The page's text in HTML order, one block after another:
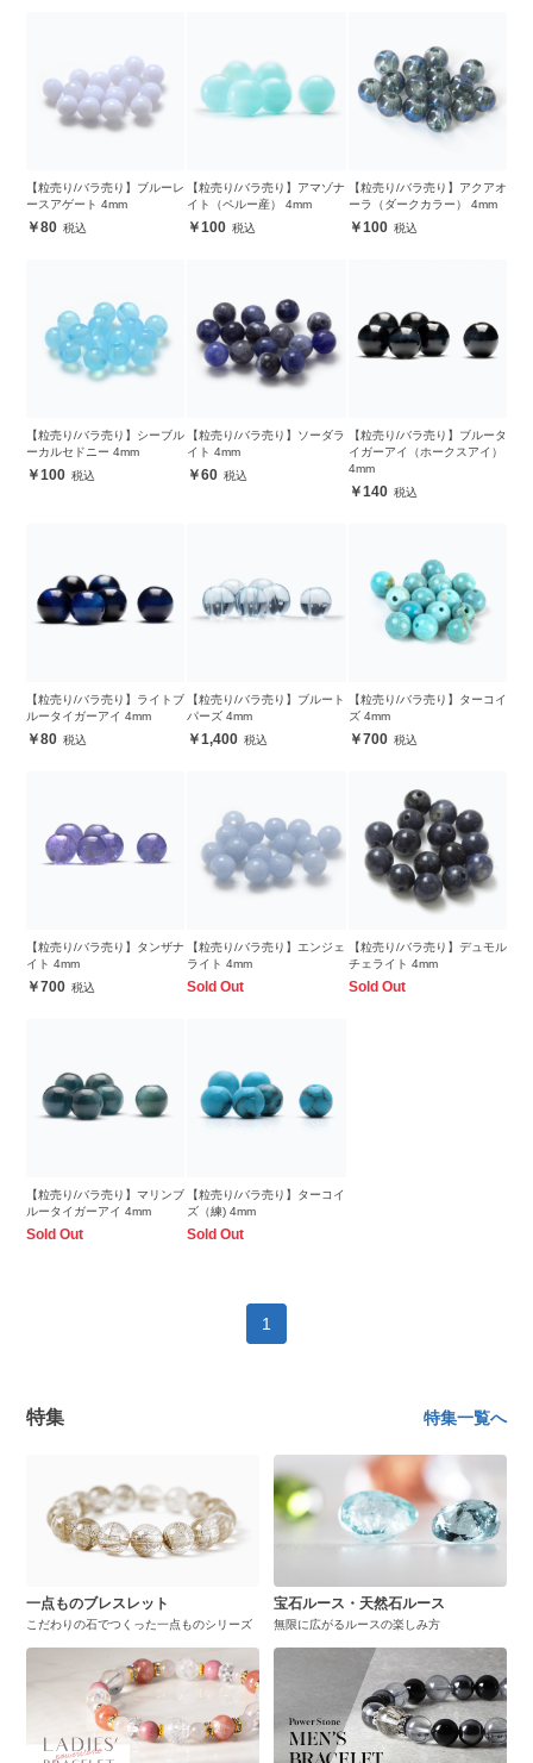
【粒売り/バラ売り】ブルーレ
ースアゲート 4mm
80
【粒売り/バラ売り】アマゾナ
イト（ペルー産） 4mm
100
【粒売り/バラ売り】アクアオ
ーラ（ダークカラー） 4mm
100
【粒売り/バラ売り】シーブル
ーカルセドニー 4mm
100
【粒売り/バラ売り】ソーダラ
イト 4mm
60
【粒売り/バラ売り】ブルータ
イガーアイ（ホークスアイ）
4mm
140
【粒売り/バラ売り】ライトブ
ルータイガーアイ 4mm
80
【粒売り/バラ売り】ブルート
パーズ 4mm
1,400
【粒売り/バラ売り】ターコイ
ズ 4mm
700
【粒売り/バラ売り】タンザナ
イト 4mm
700
【粒売り/バラ売り】エンジェ
ライト 4mm
Sold Out
【粒売り/バラ売り】デュモル
チェライト 4mm
Sold Out
【粒売り/バラ売り】マリンブ
ルータイガーアイ 4mm
Sold Out
【粒売り/バラ売り】ターコイ
ズ（練) 4mm
Sold Out
1
特集 特集一覧へ
一点ものブレスレット
こだわりの石でつくった一点ものシリーズ
宝石ルース・天然石ルース
無限に広がるルースの楽しみ方